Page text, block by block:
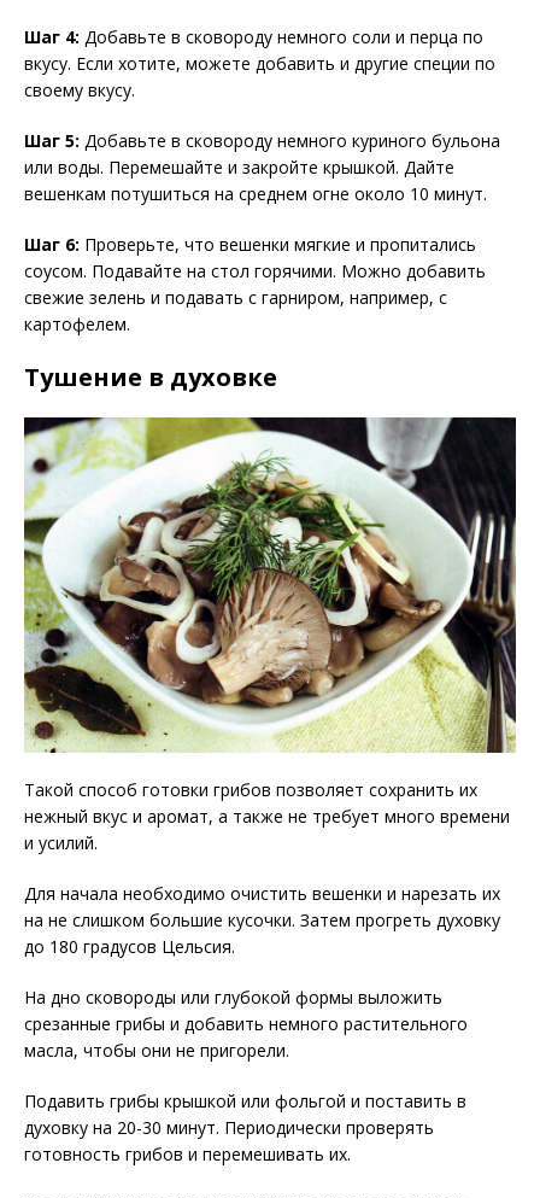
Шаг 4: Добавьте в сковороду немного соли и перца по
вкусу. Если хотите, можете добавить и другие специи по
своему вкусу.
Шаг 5: Добавьте в сковороду немного куриного бульона
или воды. Перемешайте и закройте крышкой. Дайте
вешенкам потушиться на среднем огне около 10 минут.
Шаг 6: Проверьте, что вешенки мягкие и пропитались
соусом. Подавайте на стол горячими. Можно добавить
свежие зелень и подавать с гарниром, например, с
картофелем.
Тушение в духовке
Такой способ готовки грибов позволяет сохранить их
нежный вкус и аромат, а также не требует много времени
и усилий.
Для начала необходимо очистить вешенки и нарезать их
на не слишком большие кусочки. Затем прогреть духовку
до 180 градусов Цельсия.
На дно сковороды или глубокой формы выложить
срезанные грибы и добавить немного растительного
масла, чтобы они не пригорели.
Подавить грибы крышкой или фольгой и поставить в
духовку на 20-30 минут. Периодически проверять
готовность грибов и перемешивать их.